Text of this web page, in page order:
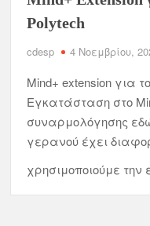
Polytech
cdesp 4 Νοεμβρίου,
Mind+ extension για
Εγκατάσταση στο
συναρμολόγησης
γερανού έχει
χρησιμοποιούμε την